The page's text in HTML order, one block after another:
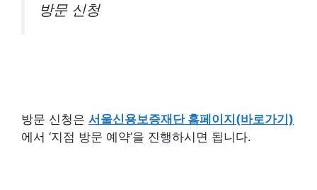
방문 신청
방문 신청은 서울신용보증재단 홈페이지(바로가기)
에서 ‘지점 방문 예약’을 진행하시면 됩니다.